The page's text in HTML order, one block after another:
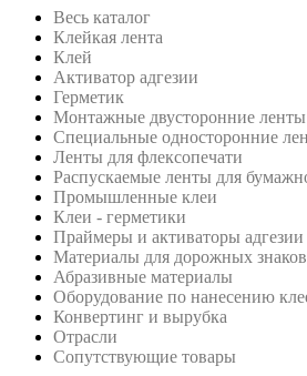
Весь каталог
Клейкая лента
Клей
Активатор адгезии
Герметик
Монтажные двусторонние ленты
Специальные односторонние
Ленты для флексопечати
Распускаемые ленты для
Промышленные клеи
Клеи - герметики
Праймеры и активаторы адгезии
Материалы для дорожных знаков
Абразивные материалы
Оборудование по нанесению
Конвертинг и вырубка
Отрасли
Сопутствующие товары